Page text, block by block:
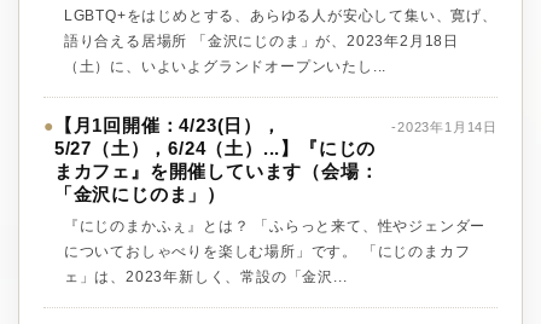
LGBTQ+をはじめとする、あらゆる人が安心して集い、寛げ、
語り合える居場所 「金沢にじのま」が、2023年2月18日
（土）に、いよいよグランドオープンいたし...
●
【月1回開催：4/23(日），
5/27（土），6/24（土）...】『にじの
まカフェ』を開催しています（会場：
「金沢にじのま」）
-2023年1月14日
『にじのまかふぇ』とは？ 「ふらっと来て、性やジェンダー
についておしゃべりを楽しむ場所」です。 「にじのまカフ
ェ」は、2023年新しく、常設の「金沢...